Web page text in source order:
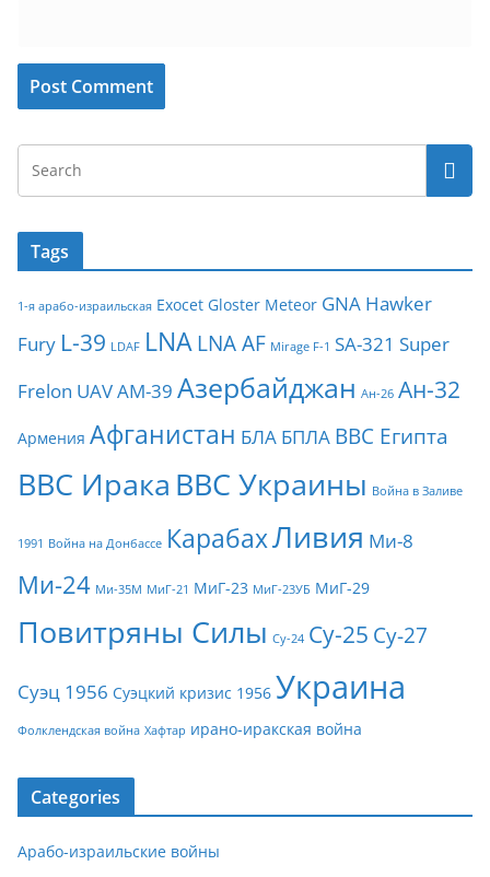
Tags
1-я арабо-израильская Exocet Gloster Meteor GNA Hawker
Fury L-39 LDAF LNA LNA AF Mirage F-1 SA-321 Super
Frelon UAVАМ-39 Азербайджан Ан-26 Ан-32
Армения Афганистан БЛА БПЛА ВВС Египта
ВВС Ирака ВВС Украины Война в Заливе
1991 Война на Донбассе КарабахЛивия Ми-8
Ми-24 Ми-35М МиГ-21 МиГ-23 МиГ-23УБ МиГ-29
Повитряны Силы Су-24 Су-25 Су-27
Суэц 1956 Суэцкий кризис 1956 Украина
Фолклендская война Хафтар ирано-иракская война
Categories
Арабо-израильские войны